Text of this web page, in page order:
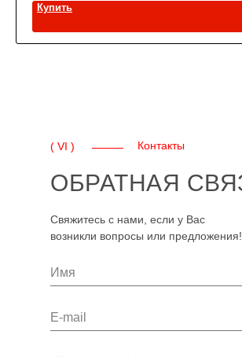
Купить
ОБРАТНАЯ
Свяжитесь с нами, если у Вас
возникли вопросы или предложения!
( VI ) Контакты